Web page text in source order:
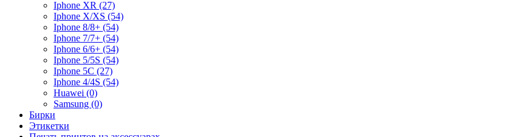
Iphone XR (27)
Iphone X/XS (54)
Iphone 8/8+ (54)
Iphone 7/7+ (54)
Iphone 6/6+ (54)
Iphone 5/5S (54)
Iphone 5C (27)
Iphone 4/4S (54)
Huawei (0)
Samsung (0)
Бирки
Этикетки